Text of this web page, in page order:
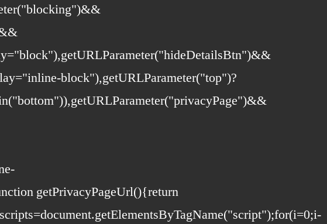
block"),getURLParameter("top")?
getPrivacyPageUrl(){return
-